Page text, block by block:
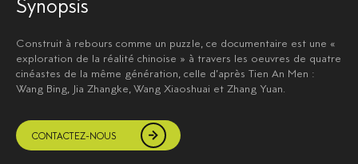
Synopsis
Construit à rebours comme un puzzle, ce documentaire est une «
exploration de la réalité chinoise » à travers les oeuvres de quatre
cinéastes de la même génération, celle d’après Tien An Men :
Wang Bing, Jia Zhangke, Wang Xiaoshuai et Zhang Yuan.
CONTACTEZ-NOUS